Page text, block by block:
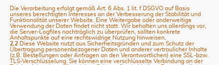
Die Verarbeitung erfolgt gemäß Art. 6 Abs. 1 lit. f DSGVO auf Basis
unseres berechtigten Interesses an der Verbesserung der Stabilität und
Funktionalität unserer Website. Eine Weitergabe oder anderweitige
Verwendung der Daten findet nicht statt. Wir behalten uns allerdings vor,
die Server-Logfiles nachträglich zu überprüfen, sollten konkrete
Anhaltspunkte auf eine rechtswidrige Nutzung hinweisen.
2.2 Diese Website nutzt aus Sicherheitsgründen und zum Schutz der
Übertragung personenbezogener Daten und anderer vertraulicher Inhalte
(z.B. Bestellungen oder Anfragen an den Verantwortlichen) eine SSL-bzw.
TLS-Verschlüsselung. Sie können eine verschlüsselte Verbindung an der